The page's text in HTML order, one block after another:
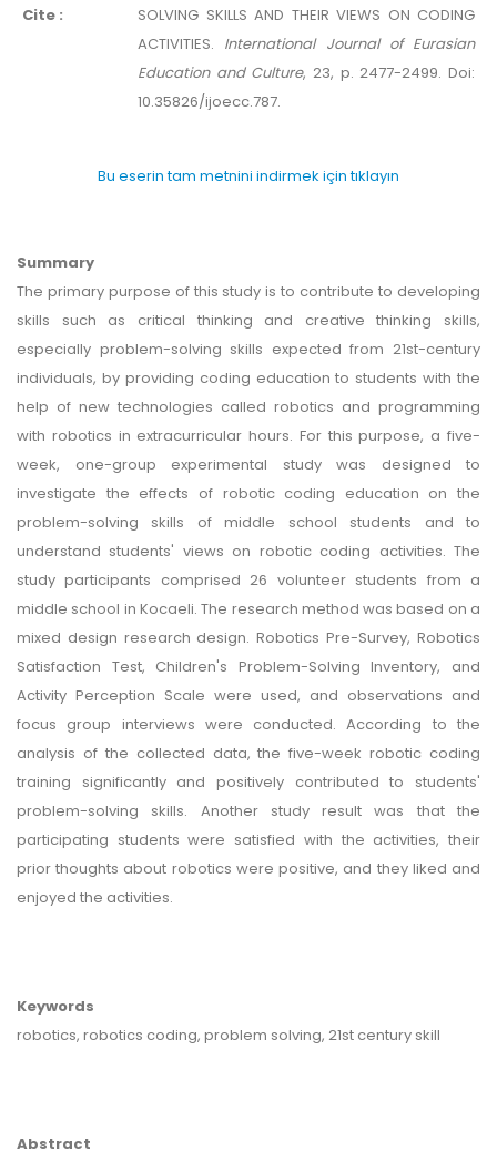
Cite :
SOLVING SKILLS AND THEIR VIEWS ON CODING
ACTIVITIES. International Journal of Eurasian
Education and Culture, 23, p. 2477-2499. Doi:
10.35826/ijoecc.787.
Bu eserin tam metnini indirmek için tıklayın
Summary
The primary purpose of this study is to contribute to developing
skills such as critical thinking and creative thinking skills,
especially problem-solving skills expected from 21st-century
individuals, by providing coding education to students with the
help of new technologies called robotics and programming
with robotics in extracurricular hours. For this purpose, a five-
week, one-group experimental study was designed to
investigate the effects of robotic coding education on the
problem-solving skills of middle school students and to
understand students' views on robotic coding activities. The
study participants comprised 26 volunteer students from a
middle school in Kocaeli. The research method was based on a
mixed design research design. Robotics Pre-Survey, Robotics
Satisfaction Test, Children's Problem-Solving Inventory, and
Activity Perception Scale were used, and observations and
focus group interviews were conducted. According to the
analysis of the collected data, the five-week robotic coding
training significantly and positively contributed to students'
problem-solving skills. Another study result was that the
participating students were satisfied with the activities, their
prior thoughts about robotics were positive, and they liked and
enjoyed the activities.
Keywords
robotics, robotics coding, problem solving, 21st century skill
Abstract